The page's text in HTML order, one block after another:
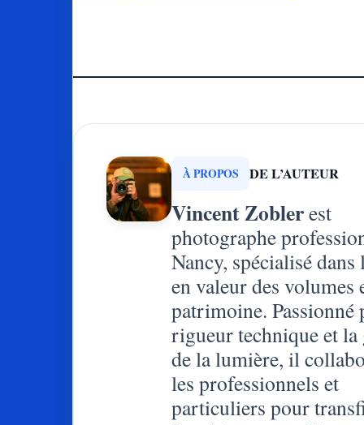
À PROPOS DE L’AUTEUR
Vincent Zoblerest
photographe
Nancy, spécialisé dans
en valeur des volumes
patrimoine. Passionné
rigueur technique et la
de la lumière, il
les professionnels et
particuliers pour